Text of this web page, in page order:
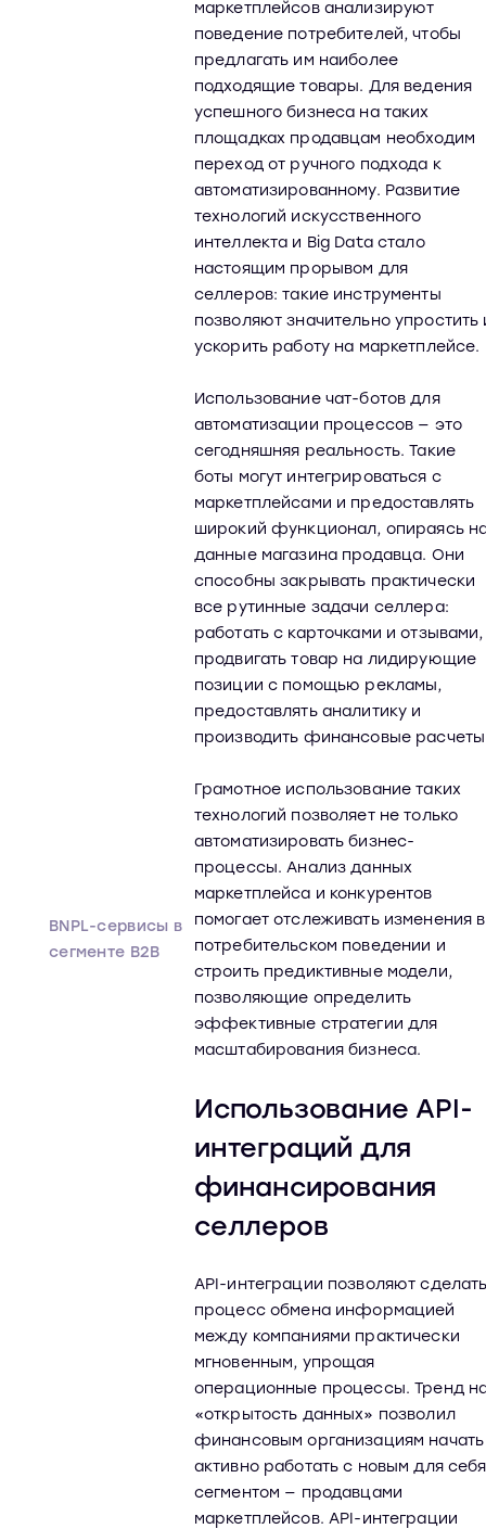
BNPL-сервисы в
сегменте B2B
маркетплейсов анализируют
поведение потребителей, чтобы
предлагать им наиболее
подходящие товары. Для ведения
успешного бизнеса на таких
площадках продавцам необходим
переход от ручного подхода к
автоматизированному. Развитие
технологий искусственного
интеллекта и Big Data стало
настоящим прорывом для
селлеров: такие инструменты
позволяют значительно упростить
ускорить работу на маркетплейсе.
Использование чат-ботов для
автоматизации процессов — это
сегодняшняя реальность. Такие
боты могут интегрироваться с
маркетплейсами и предоставлять
широкий функционал, опираясь
данные магазина продавца. Они
способны закрывать практически
все рутинные задачи селлера:
работать с карточками и отзывами,
продвигать товар на лидирующие
позиции с помощью рекламы,
предоставлять аналитику и
производить финансовые
Грамотное использование таких
технологий позволяет не только
автоматизировать бизнес-
процессы. Анализ данных
маркетплейса и конкурентов
помогает отслеживать изменения в
потребительском поведении и
строить предиктивные модели,
позволяющие определить
эффективные стратегии для
масштабирования бизнеса.
Использование API-
интеграций для
финансирования
селлеров
API-интеграции позволяют
процесс обмена информацией
между компаниями практически
мгновенным, упрощая
операционные процессы. Тренд
«открытость данных» позволил
финансовым организациям начать
активно работать с новым для себя
сегментом — продавцами
маркетплейсов. API-интеграции